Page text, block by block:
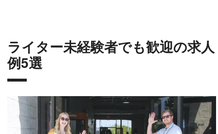
ライター未経験者でも歓迎の求人
例5選